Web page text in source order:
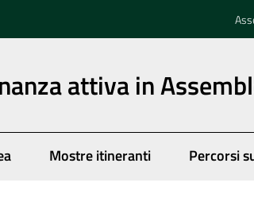
attiva in
Mostre itineranti Percorsi